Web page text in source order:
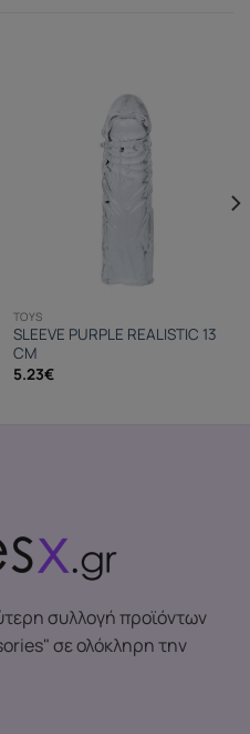
TOYS
SLEEVE PURPLE REALISTIC 13
CM
5.23€
συλλογή προϊόντων
σε ολόκληρη την